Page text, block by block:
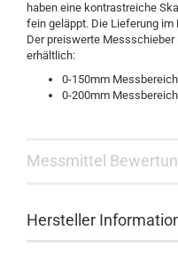
haben eine kontrastreiche
fein geläppt. Die Lieferung
Der preiswerte
erhältlich:
0-150mm
0-200mm
Messmittel
Hersteller